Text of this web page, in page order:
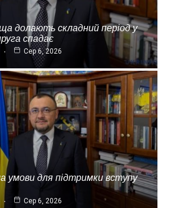
долають складний період у
спадає
Сер 6, 2026
умови для підтримки вступу
Сер 6, 2026